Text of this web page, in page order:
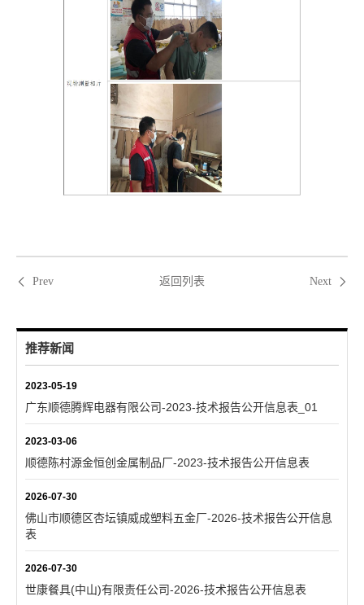
Prev 返回列表 Next
推荐新闻
2023-05-19
广东顺德腾辉电器有限公司-2023-技术报告公开信息表_01
2023-03-06
顺德陈村源金恒创金属制品厂-2023-技术报告公开信息表
2026-07-30
佛山市顺德区杏坛镇威成塑料五金厂-2026-技术报告公开信息
表
2026-07-30
世康餐具(中山)有限责任公司-2026-技术报告公开信息表